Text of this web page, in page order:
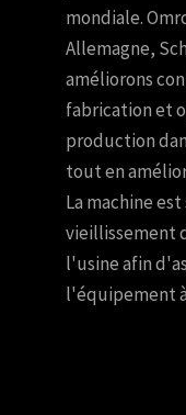
mondiale.
Allemagne,
améliorons
fabrication et
production
tout en
La machine
vieillissement
l'usine afin
l'équipement